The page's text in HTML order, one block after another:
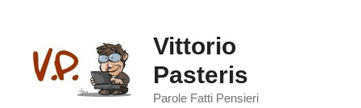
contenuto
Vittorio
Pasteris
Parole Fatti Pensieri